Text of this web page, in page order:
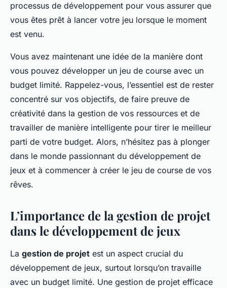
processus de développement pour vous assurer que
vous êtes prêt à lancer votre jeu lorsque le moment
est venu.
Vous avez maintenant une idée de la manière dont
vous pouvez développer un jeu de course avec un
budget limité. Rappelez-vous, l’essentiel est de rester
concentré sur vos objectifs, de faire preuve de
créativité dans la gestion de vos ressources et de
travailler de manière intelligente pour tirer le meilleur
parti de votre budget. Alors, n’hésitez pas à plonger
dans le monde passionnant du développement de
jeux et à commencer à créer le jeu de course de vos
rêves.
L’importance de la gestion de projet
dans le développement de jeux
La gestion de projet est un aspect crucial du
développement de jeux, surtout lorsqu’on travaille
avec un budget limité. Une gestion de projet efficace